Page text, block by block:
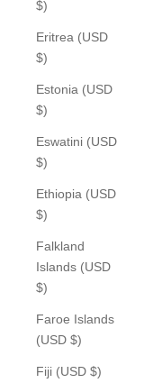
$)
Eritrea (USD
$)
Estonia (USD
$)
Eswatini (USD
$)
Ethiopia (USD
$)
Falkland
Islands (USD
$)
Faroe Islands
(USD $)
Fiji (USD $)